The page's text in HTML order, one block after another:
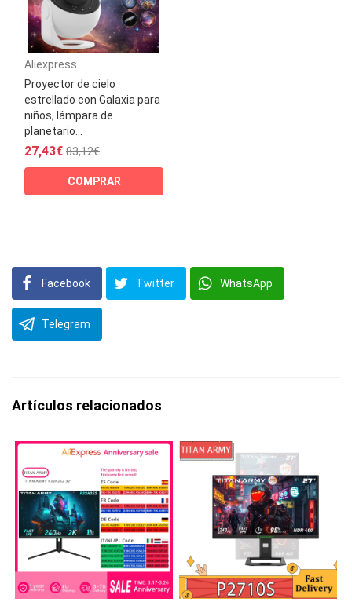
Aliexpress
Proyector de cielo
estrellado con Galaxia para
niños, lámpara de
planetario...
27,43€ 83,12€
COMPRAR
Facebook Twitter WhatsApp
Telegram
Artículos relacionados